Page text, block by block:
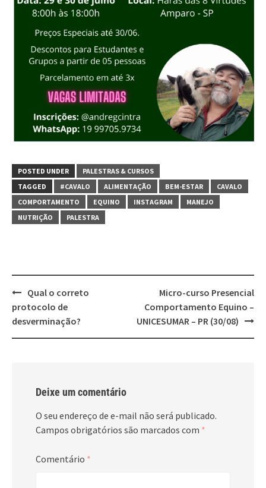
POSTED UNDER
PALESTRAS & CURSOS
TAGGED
#CAVALO ALIMENTAÇÃO BEM-ESTAR
CAVALO
COMPORTAMENTO
EQUINO INSTAGRAM
MANEJO
NUTRIÇÃO
PALESTRA
Post
navigation
Qual o correto
protocolo de
desverminação?
Micro-curso Presencial
Comportamento Equino –
UNICESUMAR – PR (30/08)
Deixe um comentário
O seu endereço de e-mail não será publicado.
Campos obrigatórios são marcados com *
Comentário *